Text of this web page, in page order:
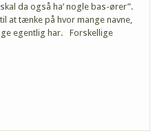
da også ha’ nogle bas-ører”.
at tænke på hvor mange navne,
egentlig har. Forskellige